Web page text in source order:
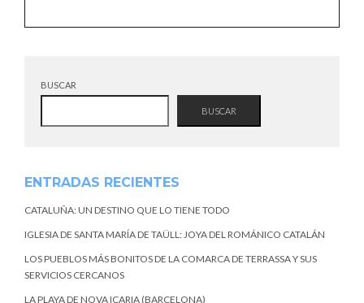
BUSCAR
BUSCAR
ENTRADAS RECIENTES
CATALUÑA: UN DESTINO QUE LO TIENE TODO
IGLESIA DE SANTA MARÍA DE TAÜLL: JOYA DEL ROMÁNICO CATALÁN
LOS PUEBLOS MÁS BONITOS DE LA COMARCA DE TERRASSA Y SUS
SERVICIOS CERCANOS
LA PLAYA DE NOVA ICARIA (BARCELONA)